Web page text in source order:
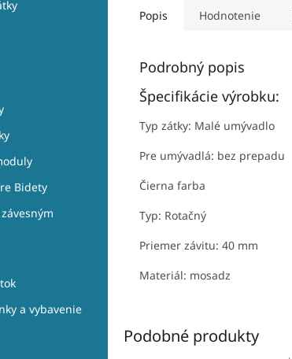
Bidety
a vybavenie
Popis Hodnotenie
Podrobný popis
Špecifikácie výrobku:
Typ zátky: Malé umývadlo
Pre umývadlá: bez prepadu
Čierna farba
Typ: Rotačný
Priemer závitu: 40 mm
Materiál: mosadz
Podobné produkty